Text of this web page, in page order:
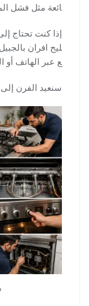
ائعة مثل فشل
إذا كنت تحتاج
ليح افران
ع عبر الهاتف أو
سنعيد الفرن